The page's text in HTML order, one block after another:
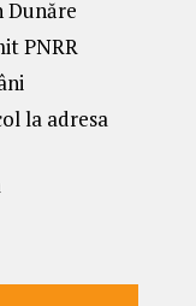
Dunăre
PNRR
la adresa